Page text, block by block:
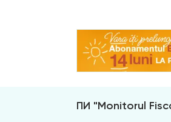
ПИ "Monitorul